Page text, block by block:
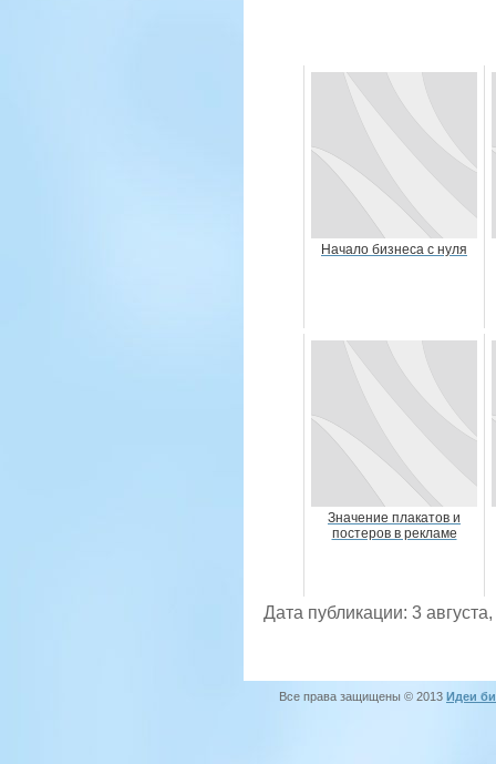
Начало бизнеса с нуля
Значение плакатов и
постеров в рекламе
Дата публикации: 3
Все права защищены © 2013 Идеи